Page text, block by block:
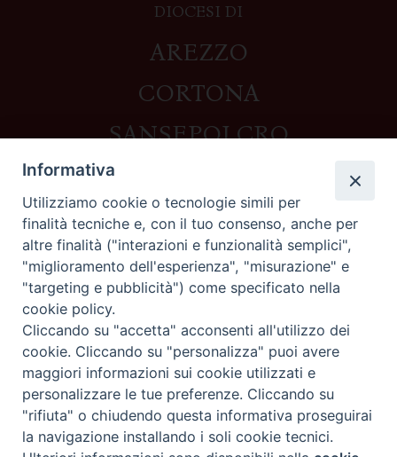
DIOCESI DI
AREZZO
CORTONA
SANSEPOLCRO
Contatti
Piazza del Duomo,1 - 52100 Arezzo
segreteria@diocesi.arezzo.it
Informativa privacy
Seguici su
Preferenze Cookie
Informativa
Utilizziamo cookie o tecnologie simili per
finalità tecniche e, con il tuo consenso, anche per
altre finalità ("interazioni e funzionalità semplici",
"miglioramento dell'esperienza", "misurazione" e
"targeting e pubblicità") come specificato nella
cookie policy.
Cliccando su "accetta" acconsenti all'utilizzo dei
cookie. Cliccando su "personalizza" puoi avere
maggiori informazioni sui cookie utilizzati e
personalizzare le tue preferenze. Cliccando su
"rifiuta" o chiudendo questa informativa proseguirai
la navigazione installando i soli cookie tecnici.